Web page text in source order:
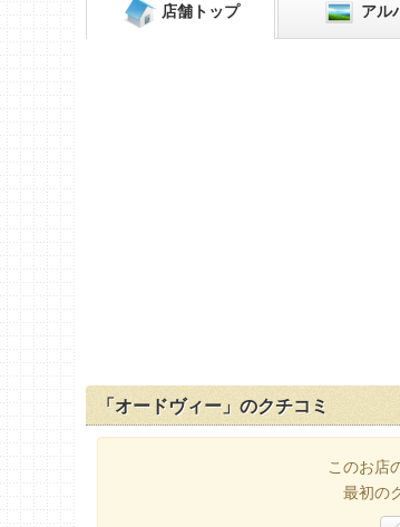
店舗 トップ アル
「オードヴィー」のクチコミ
このお店
最初の